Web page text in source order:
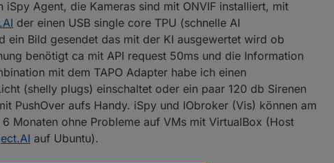
Agent, die Kameras sind mit ONVIF installiert, mit
der einen USB single core TPU (schnelle AI
ein Bild gesendet das mit der KI ausgewertet wird ob
benötigt ca mit API request 50ms und die Information
mit dem TAPO Adapter habe ich einen
(shelly plugs) einschaltet oder ein paar 120 db Sirenen
PushOver aufs Handy. iSpy und IObroker (Vis) können am
Monaten ohne Probleme auf VMs mit VirtualBox (Host
auf Ubuntu).